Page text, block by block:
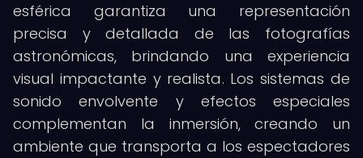
esférica garantiza una representación
precisa y detallada de las fotografías
astronómicas, brindando una experiencia
visual impactante y realista. Los sistemas de
sonido envolvente y efectos especiales
complementan la inmersión, creando un
ambiente que transporta a los espectadores